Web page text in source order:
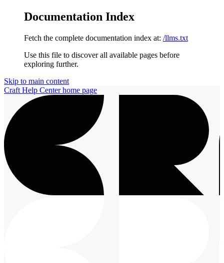
Documentation Index
Fetch the complete documentation index at: /llms.txt
Use this file to discover all available pages before
exploring further.
Skip to main content
Craft Help Centerhome page